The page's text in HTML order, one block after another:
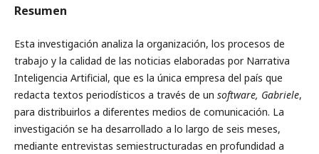
Resumen
Esta investigación analiza la organización, los procesos de
trabajo y la calidad de las noticias elaboradas por Narrativa
Inteligencia Artificial, que es la única empresa del país que
redacta textos periodísticos a través de un software, Gabriele,
para distribuirlos a diferentes medios de comunicación. La
investigación se ha desarrollado a lo largo de seis meses,
mediante entrevistas semiestructuradas en profundidad a